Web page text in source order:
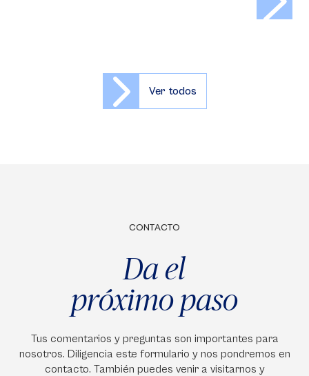
Ver todos
CONTACTO
Da el
próximo paso
Tus comentarios y preguntas son importantes para
nosotros. Diligencia este formulario y nos pondremos en
contacto. También puedes venir a visitarnos y